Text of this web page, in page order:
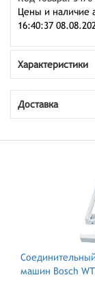
Цены и наличие
16:40:37
Характеристики
Доставка
машин Bosch